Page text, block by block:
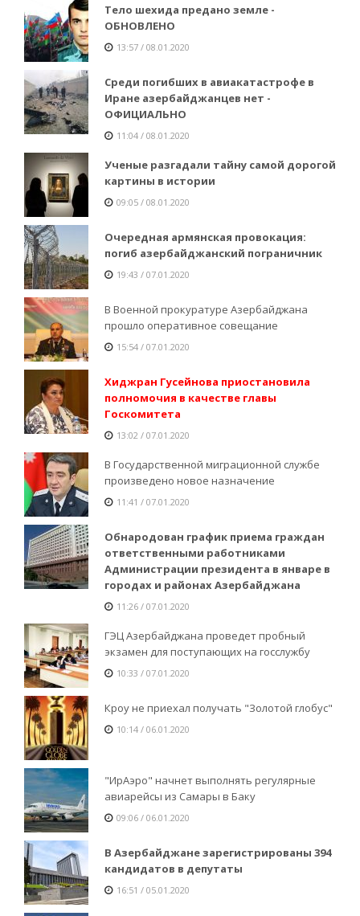
Тело шехида предано земле -
ОБНОВЛЕНО
13:57 / 08.01.2020
Среди погибших в авиакатастрофе в
Иране азербайджанцев нет -
ОФИЦИАЛЬНО
11:04 / 08.01.2020
Ученые разгадали тайну самой дорогой
картины в истории
09:05 / 08.01.2020
Очередная армянская провокация:
погиб азербайджанский пограничник
19:43 / 07.01.2020
В Военной прокуратуре Азербайджана
прошло оперативное совещание
15:54 / 07.01.2020
Хиджран Гусейнова приостановила
полномочия в качестве главы
Госкомитета
13:02 / 07.01.2020
В Государственной миграционной службе
произведено новое назначение
11:41 / 07.01.2020
Обнародован график приема граждан
ответственными работниками
Администрации президента в январе в
городах и районах Азербайджана
11:26 / 07.01.2020
ГЭЦ Азербайджана проведет пробный
экзамен для поступающих на госслужбу
10:33 / 07.01.2020
Кроу не приехал получать "Золотой глобус"
10:14 / 06.01.2020
"ИрАэро" начнет выполнять регулярные
авиарейсы из Самары в Баку
09:06 / 06.01.2020
В Азербайджане зарегистрированы 394
кандидатов в депутаты
16:51 / 05.01.2020